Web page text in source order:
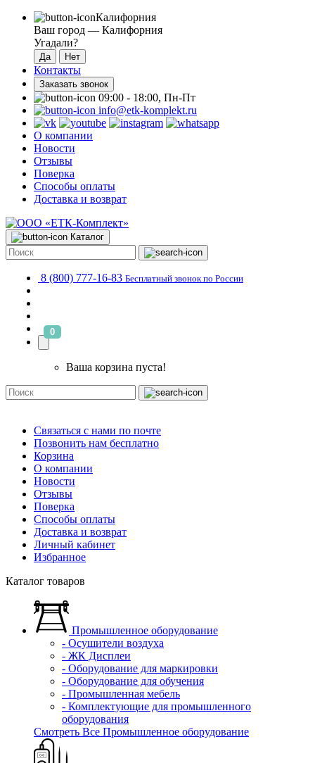
Калифорния
Ваш город — Калифорния
Угадали?
Контакты
Заказать звонок
09:00 - 18:00, Пн-Пт
info@etk-komplekt.ru
О компании
Новости
Отзывы
Поверка
Способы оплаты
Доставка и возврат
Каталог
8 (800) 777-16-83 Бесплатный звонок по России
0
Ваша корзина пуста!
Связаться с нами по почте
Позвонить нам бесплатно
Корзина
О компании
Новости
Отзывы
Поверка
Способы оплаты
Доставка и возврат
Личный кабинет
Избранное
Каталог товаров
Промышленное оборудование
- Осушители воздуха
- ЖК Дисплеи
- Оборудование для маркировки
- Оборудование для обучения
- Промышленная мебель
- Комплектующие для промышленного
оборудования
Смотреть Все Промышленное оборудование